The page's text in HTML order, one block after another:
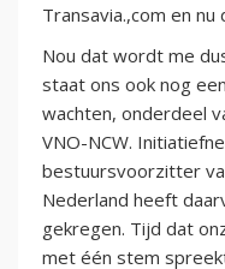
Transavia.,com en
Nou dat wordt me
staat ons ook nog
wachten, onderdeel
VNO-NCW.
bestuursvoorzitter
Nederland heeft
gekregen. Tijd dat
met één stem